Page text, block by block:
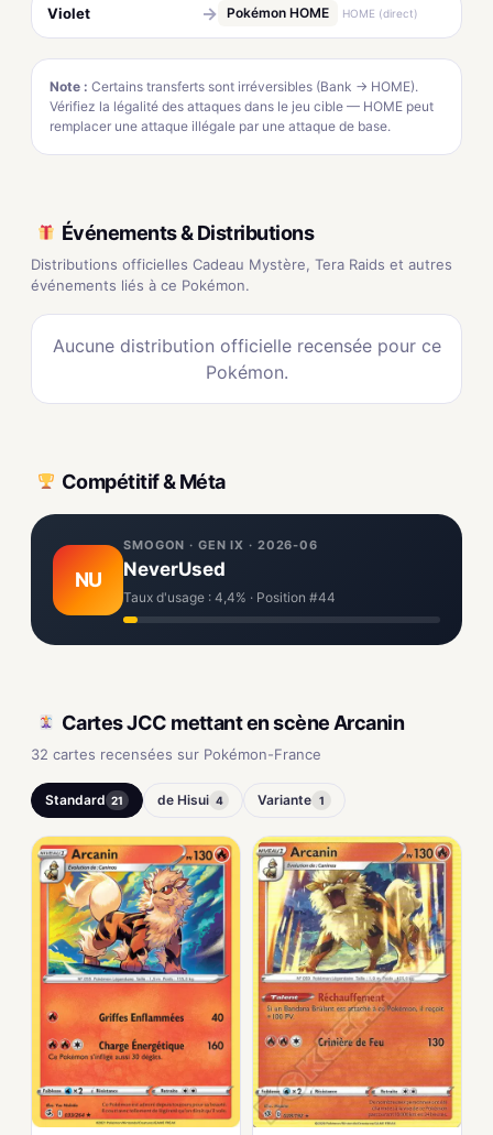
Violet → Pokémon HOME HOME (direct)
Note : Certains transferts sont irréversibles (Bank → HOME).
Vérifiez la légalité des attaques dans le jeu cible — HOME peut
remplacer une attaque illégale par une attaque de base.
Événements & Distributions
Distributions officielles Cadeau Mystère, Tera Raids et autres
événements liés à ce Pokémon.
Aucune distribution officielle recensée pour ce
Pokémon.
Compétitif & Méta
NU
SMOGON · GEN IX · 2026-06
NeverUsed
Taux d'usage : 4,4% · Position #44
Cartes JCC mettant en scène Arcanin
32 cartes recensées sur Pokémon-France
Standard 21 de Hisui 4 Variante 1